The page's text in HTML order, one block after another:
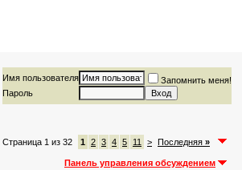
Имя пользователя
Запомнить меня!
Пароль
Страница 1 из 32 1 2 3 4 5 11 > Последняя »
Панель управления обсуждением